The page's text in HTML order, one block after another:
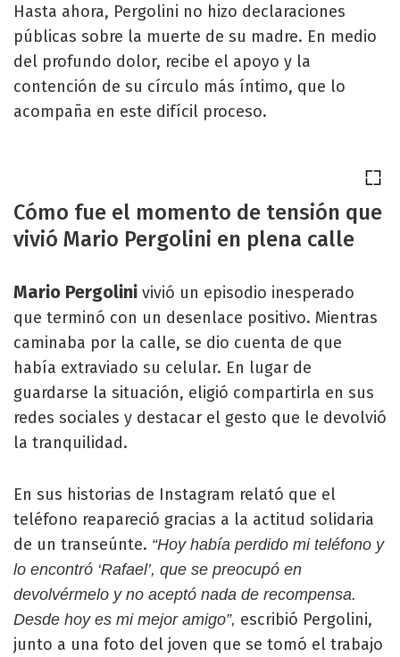
Hasta ahora, Pergolini no hizo declaraciones
públicas sobre la muerte de su madre. En medio
del profundo dolor, recibe el apoyo y la
contención de su círculo más íntimo, que lo
acompaña en este difícil proceso.
Cómo fue el momento de tensión que
vivió Mario Pergolini en plena calle
Mario Pergolini vivió un episodio inesperado
que terminó con un desenlace positivo. Mientras
caminaba por la calle, se dio cuenta de que
había extraviado su celular. En lugar de
guardarse la situación, eligió compartirla en sus
redes sociales y destacar el gesto que le devolvió
la tranquilidad.
En sus historias de Instagram relató que el
teléfono reapareció gracias a la actitud solidaria
de un transeúnte. “Hoy había perdido mi teléfono y
lo encontró ‘Rafael’, que se preocupó en
devolvérmelo y no aceptó nada de recompensa.
Desde hoy es mi mejor amigo”, escribió Pergolini,
junto a una foto del joven que se tomó el trabajo